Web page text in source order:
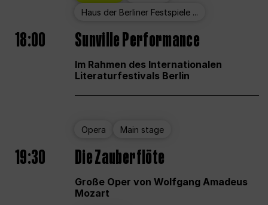
Haus der Berliner Festspiele ...
18:00 Sunville Performance
Im Rahmen des Internationalen
Literaturfestivals Berlin
Opera Main stage
19:30 Die Zauberflöte
Große Oper von Wolfgang Amadeus
Mozart